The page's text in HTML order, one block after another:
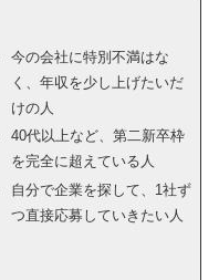
今の会社に特別不満はな
く、年収を少し上げたいだ
けの人
40代以上など、第二新卒枠
を完全に超えている人
自分で企業を探して、1社ず
つ直接応募していきたい人